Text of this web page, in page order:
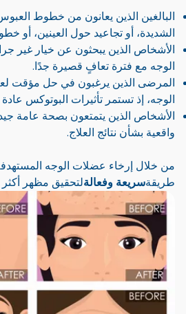
البالغين الذين يعانون من خطوط
الشديدة، أو تجاعيد حول العينين، أو
الأشخاص الذين يبحثون عن خيار غير
الوجه مع فترة تعافٍ قصيرة جدًا.
المرضى الذين يرغبون في حل مؤقت
الوجه، إذ تستمر تأثيرات البوتوكس عادة من 3 إلى 6
الأشخاص الذين يتمتعون بصحة عامة
واقعية بشأن نتائج العلاج.
من خلال إرخاء عضلات الوجه
طريقةسريعة وفعالةلتحقيق مظهر أكثر